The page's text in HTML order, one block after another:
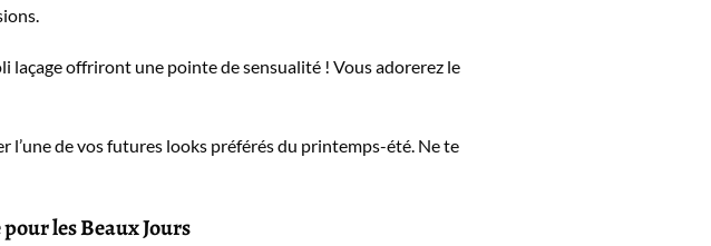
laçage offriront une pointe de sensualité ! Vous adorerez le
de vos futures looks préférés du printemps-été. Ne te
les Beaux Jours